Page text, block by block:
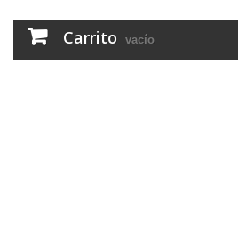
Carrito vacío